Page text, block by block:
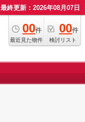
最終更新：2026年08月07日
00件
最近見た物件
00件
検討リスト